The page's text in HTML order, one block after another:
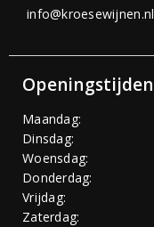
info@kroesewijnen.nl
Openingstijden
Maandag:
Dinsdag:
Woensdag:
Donderdag:
Vrijdag:
Zaterdag: